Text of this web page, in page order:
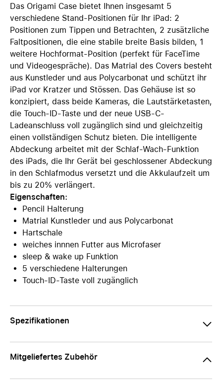
Das Origami Case bietet Ihnen insgesamt 5
verschiedene Stand-Positionen für Ihr iPad: 2
Positionen zum Tippen und Betrachten, 2 zusätzliche
Faltpositionen, die eine stabile breite Basis bilden, 1
weitere Hochformat-Position (perfekt für FaceTime
und Videogespräche). Das Matrial des Covers besteht
aus Kunstleder und aus Polycarbonat und schützt ihr
iPad vor Kratzer und Stössen. Das Gehäuse ist so
konzipiert, dass beide Kameras, die Lautstärketasten,
die Touch-ID-Taste und der neue USB-C-
Ladeanschluss voll zugänglich sind und gleichzeitig
einen vollständigen Schutz bieten. Die intelligente
Abdeckung arbeitet mit der Schlaf-Wach-Funktion
des iPads, die Ihr Gerät bei geschlossener Abdeckung
in den Schlafmodus versetzt und die Akkulaufzeit um
bis zu 20% verlängert.
Eigenschaften:
Pencil Halterung
Matrial Kunstleder und aus Polycarbonat
Hartschale
weiches innnen Futter aus Microfaser
sleep & wake up Funktion
5 verschiedene Halterungen
Touch-ID-Taste voll zugänglich
Spezifikationen
Mitgeliefertes Zubehör